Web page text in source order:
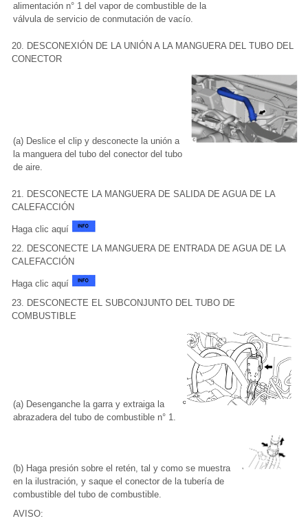
alimentación n° 1 del vapor de combustible de la
válvula de servicio de conmutación de vacío.
20. DESCONEXIÓN DE LA UNIÓN A LA MANGUERA DEL TUBO DEL
CONECTOR
(a) Deslice el clip y desconecte la unión a
la manguera del tubo del conector del tubo
de aire.
21. DESCONECTE LA MANGUERA DE SALIDA DE AGUA DE LA
CALEFACCIÓN
Haga clic aquí
22. DESCONECTE LA MANGUERA DE ENTRADA DE AGUA DE LA
CALEFACCIÓN
Haga clic aquí
23. DESCONECTE EL SUBCONJUNTO DEL TUBO DE
COMBUSTIBLE
(a) Desenganche la garra y extraiga la
abrazadera del tubo de combustible n° 1.
(b) Haga presión sobre el retén, tal y como se muestra
en la ilustración, y saque el conector de la tubería de
combustible del tubo de combustible.
AVISO: